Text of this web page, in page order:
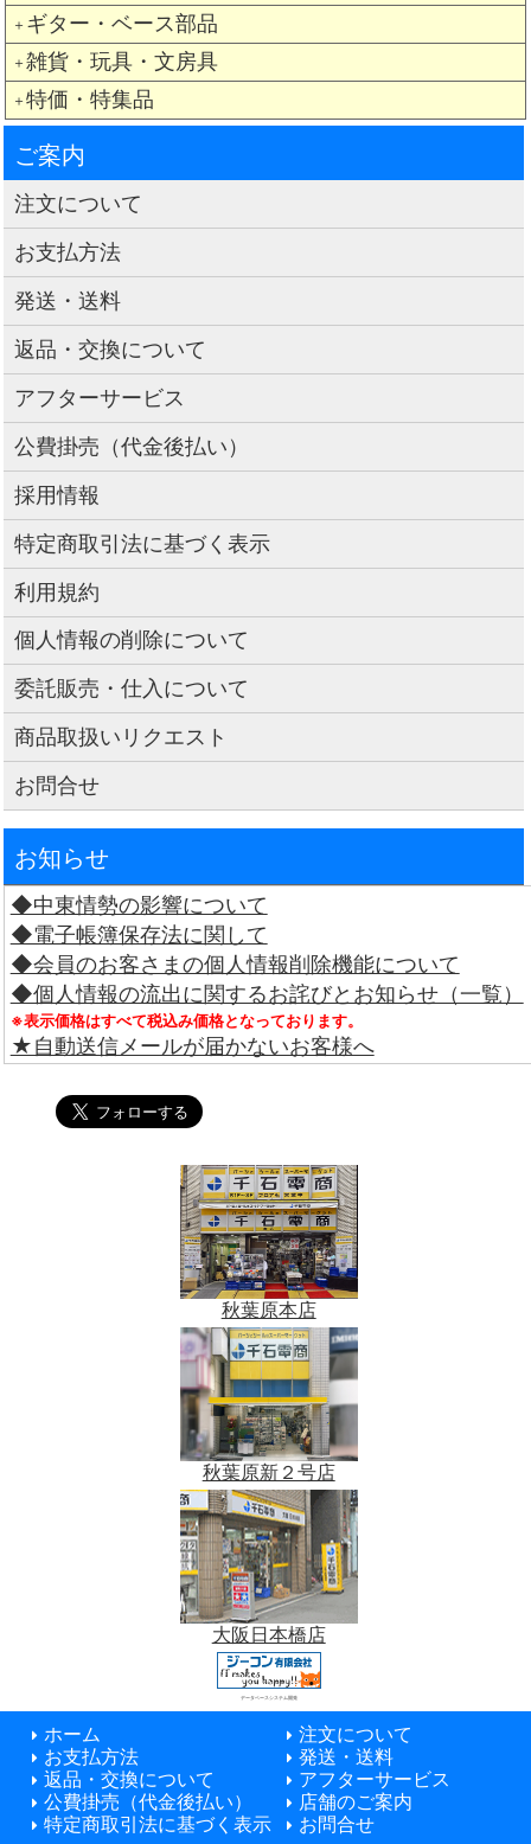
＋ ギター・ベース部品
＋ 雑貨・玩具・文房具
＋ 特価・特集品
ご案内
注文について
お支払方法
発送・送料
返品・交換について
アフターサービス
公費掛売（代金後払い）
採用情報
特定商取引法に基づく表示
利用規約
個人情報の削除について
委託販売・仕入について
商品取扱いリクエスト
お問合せ
お知らせ
◆中東情勢の影響について
◆電子帳簿保存法に関して
◆会員のお客さまの個人情報削除機能について
◆個人情報の流出に関するお詫びとお知らせ（一覧）
※表示価格はすべて税込み価格となっております。
★自動送信メールが届かないお客様へ
秋葉原本店
秋葉原新２号店
大阪日本橋店
データベースシステム開発
ホーム
注文について
お支払方法
発送・送料
返品・交換について
アフターサービス
公費掛売（代金後払い）
店舗のご案内
特定商取引法に基づく表示
お問合せ